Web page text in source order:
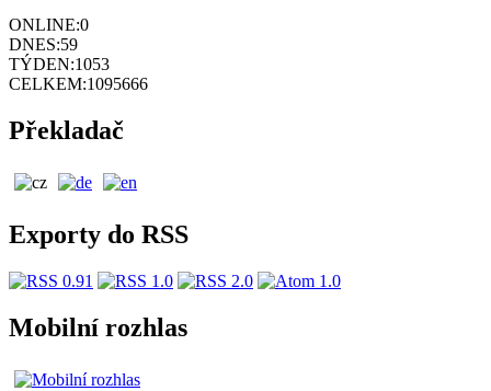
ONLINE:0
DNES:59
TÝDEN:1053
CELKEM:1095666
Překladač
Exporty do RSS
Mobilní rozhlas